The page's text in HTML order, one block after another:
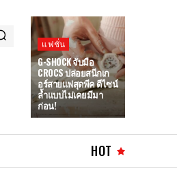
แฟชั่น
G-SHOCK จับมือ
CROCS ปล่อยสนีกเก
อร์สายแฟสุดพีค ดีไซน์
ล้ำแบบไม่เคยมีมา
ก่อน!
HOT